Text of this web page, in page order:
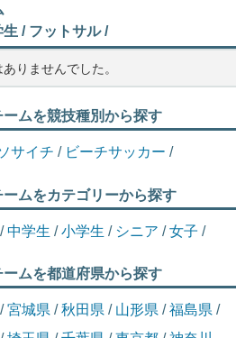
/ フットサル /
りませんでした。
ムを競技種別から探す
サイチ / ビーチサッカー /
ムをカテゴリーから探す
/中学生 /小学生 / シニア /女子 /
ムを都道府県から探す
/宮城県 /秋田県 / 山形県 /福島県 /